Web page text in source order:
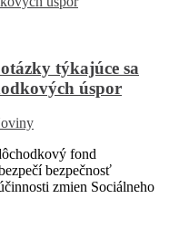
týkajúce sa
úspor
fond
bezpečnosť
zmien Sociálneho